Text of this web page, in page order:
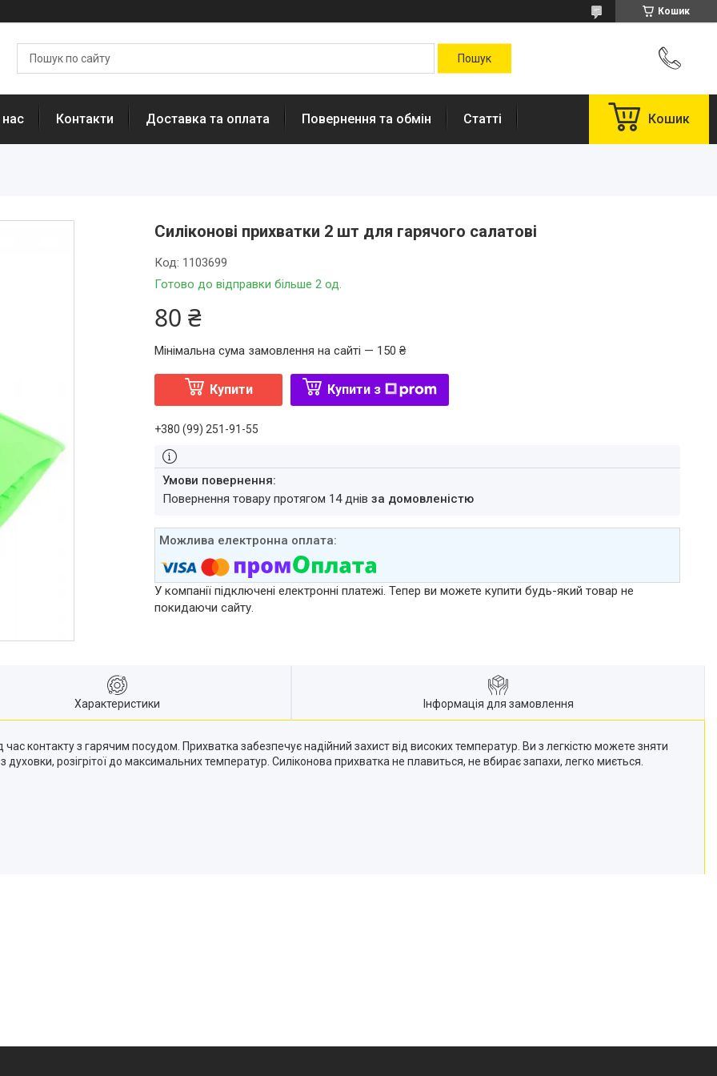
Кошик
Контакти Доставка та оплата Повернення та обмін Статті Кошик
Силіконові прихватки 2 шт для гарячого салатові
Готово до відправки більше 2 од.
Код: 1103699
80 ₴
Мінімальна сума замовлення на сайті — 150 ₴
Купити Купити з
+380 (99) 251-91-55
повернення товару протягом 14 днівза домовленістю
У компанії підключені електронні платежі. Тепер ви можете купити будь-який товар не
покидаючи сайту.
Характеристики Інформація для замовлення
час контакту з гарячим посудом. Прихватка забезпечує надійний захист від високих температур. Ви з легкістю можете зняти
розігрітої до максимальних температур. Силіконова прихватка не плавиться, не вбирає запахи, легко миється.